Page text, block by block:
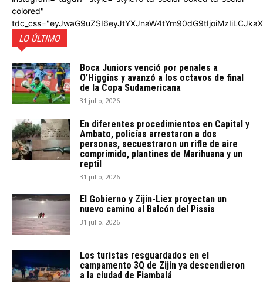
colored"
LO ÚLTIMO
Boca Juniors venció por penales a
O’Higgins y avanzó a los octavos de final
de la Copa Sudamericana
31 julio, 2026
En diferentes procedimientos en Capital y
Ambato, policías arrestaron a dos
personas, secuestraron un rifle de aire
comprimido, plantines de Marihuana y un
reptil
31 julio, 2026
El Gobierno y Zijin-Liex proyectan un
nuevo camino al Balcón del Pissis
31 julio, 2026
Los turistas resguardados en el
campamento 3Q de Zijin ya descendieron
a la ciudad de Fiambalá